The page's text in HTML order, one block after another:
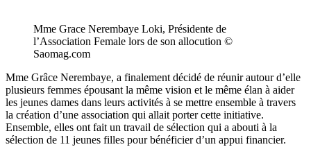
Mme Grace Nerembaye Loki, Présidente de
l’Association Female lors de son allocution ©
Saomag.com
Mme Grâce Nerembaye, a finalement décidé de réunir autour d’elle
plusieurs femmes épousant la même vision et le même élan à aider
les jeunes dames dans leurs activités à se mettre ensemble à travers
la création d’une association qui allait porter cette initiative.
Ensemble, elles ont fait un travail de sélection qui a abouti à la
sélection de 11 jeunes filles pour bénéficier d’un appui financier.